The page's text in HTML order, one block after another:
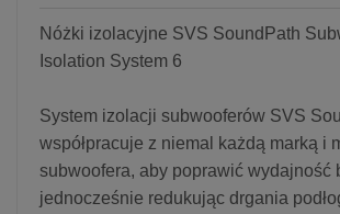
Nóżki izolacyjne SVS SoundPath
Isolation System 6
System izolacji subwooferów SVS
współpracuje z niemal każdą marką i
subwoofera, aby poprawić wydajność
jednocześnie redukując drgania